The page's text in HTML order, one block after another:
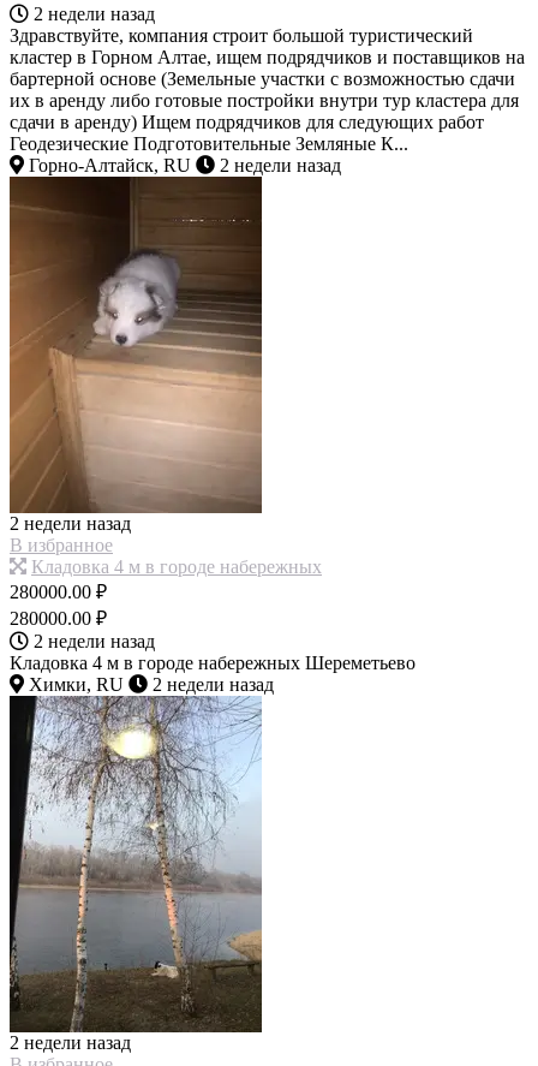
2 недели назад
Здравствуйте, компания строит большой туристический
кластер в Горном Алтае, ищем подрядчиков и поставщиков на
бартерной основе (Земельные участки с возможностью сдачи
их в аренду либо готовые постройки внутри тур кластера для
сдачи в аренду) Ищем подрядчиков для следующих работ
Геодезические Подготовительные Земляные К...
Горно-Алтайск, RU
2 недели назад
2 недели назад
В избранное
Кладовка 4 м в городе набережных
280000.00 ₽
280000.00 ₽
2 недели назад
Кладовка 4 м в городе набережных Шереметьево
Химки, RU
2 недели назад
2 недели назад